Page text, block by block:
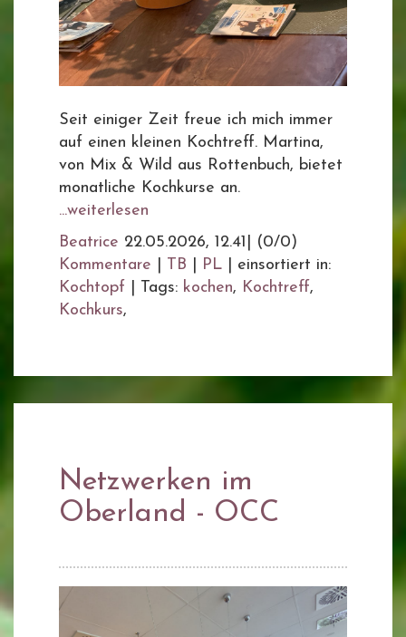
Seit einiger Zeit freue ich mich immer
auf einen kleinen Kochtreff. Martina,
von Mix & Wild aus Rottenbuch, bietet
monatliche Kochkurse an.
...weiterlesen
Beatrice 22.05.2026, 12.41
(0/0)
Kommentare
TB PL
einsortiert in:
Kochtopf
Tags: kochen, Kochtreff,
Kochkurs,
Netzwerken im
Oberland - OCC